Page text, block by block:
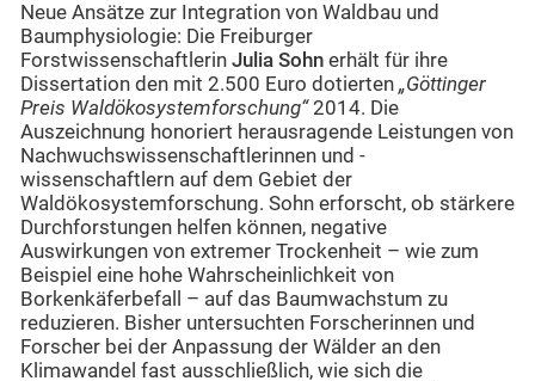
Neue Ansätze zur Integration von Waldbau und
Baumphysiologie: Die Freiburger
Forstwissenschaftlerin Julia Sohn erhält für ihre
Dissertation den mit 2.500 Euro dotierten „Göttinger
Preis Waldökosystemforschung“2014. Die
Auszeichnung honoriert herausragende Leistungen von
Nachwuchswissenschaftlerinnen und -
wissenschaftlern auf dem Gebiet der
Waldökosystemforschung. Sohn erforscht, ob stärkere
Durchforstungen helfen können, negative
Auswirkungen von extremer Trockenheit – wie zum
Beispiel eine hohe Wahrscheinlichkeit von
Borkenkäferbefall – auf das Baumwachstum zu
reduzieren. Bisher untersuchten Forscherinnen und
Forscher bei der Anpassung der Wälder an den
Klimawandel fast ausschließlich, wie sich die